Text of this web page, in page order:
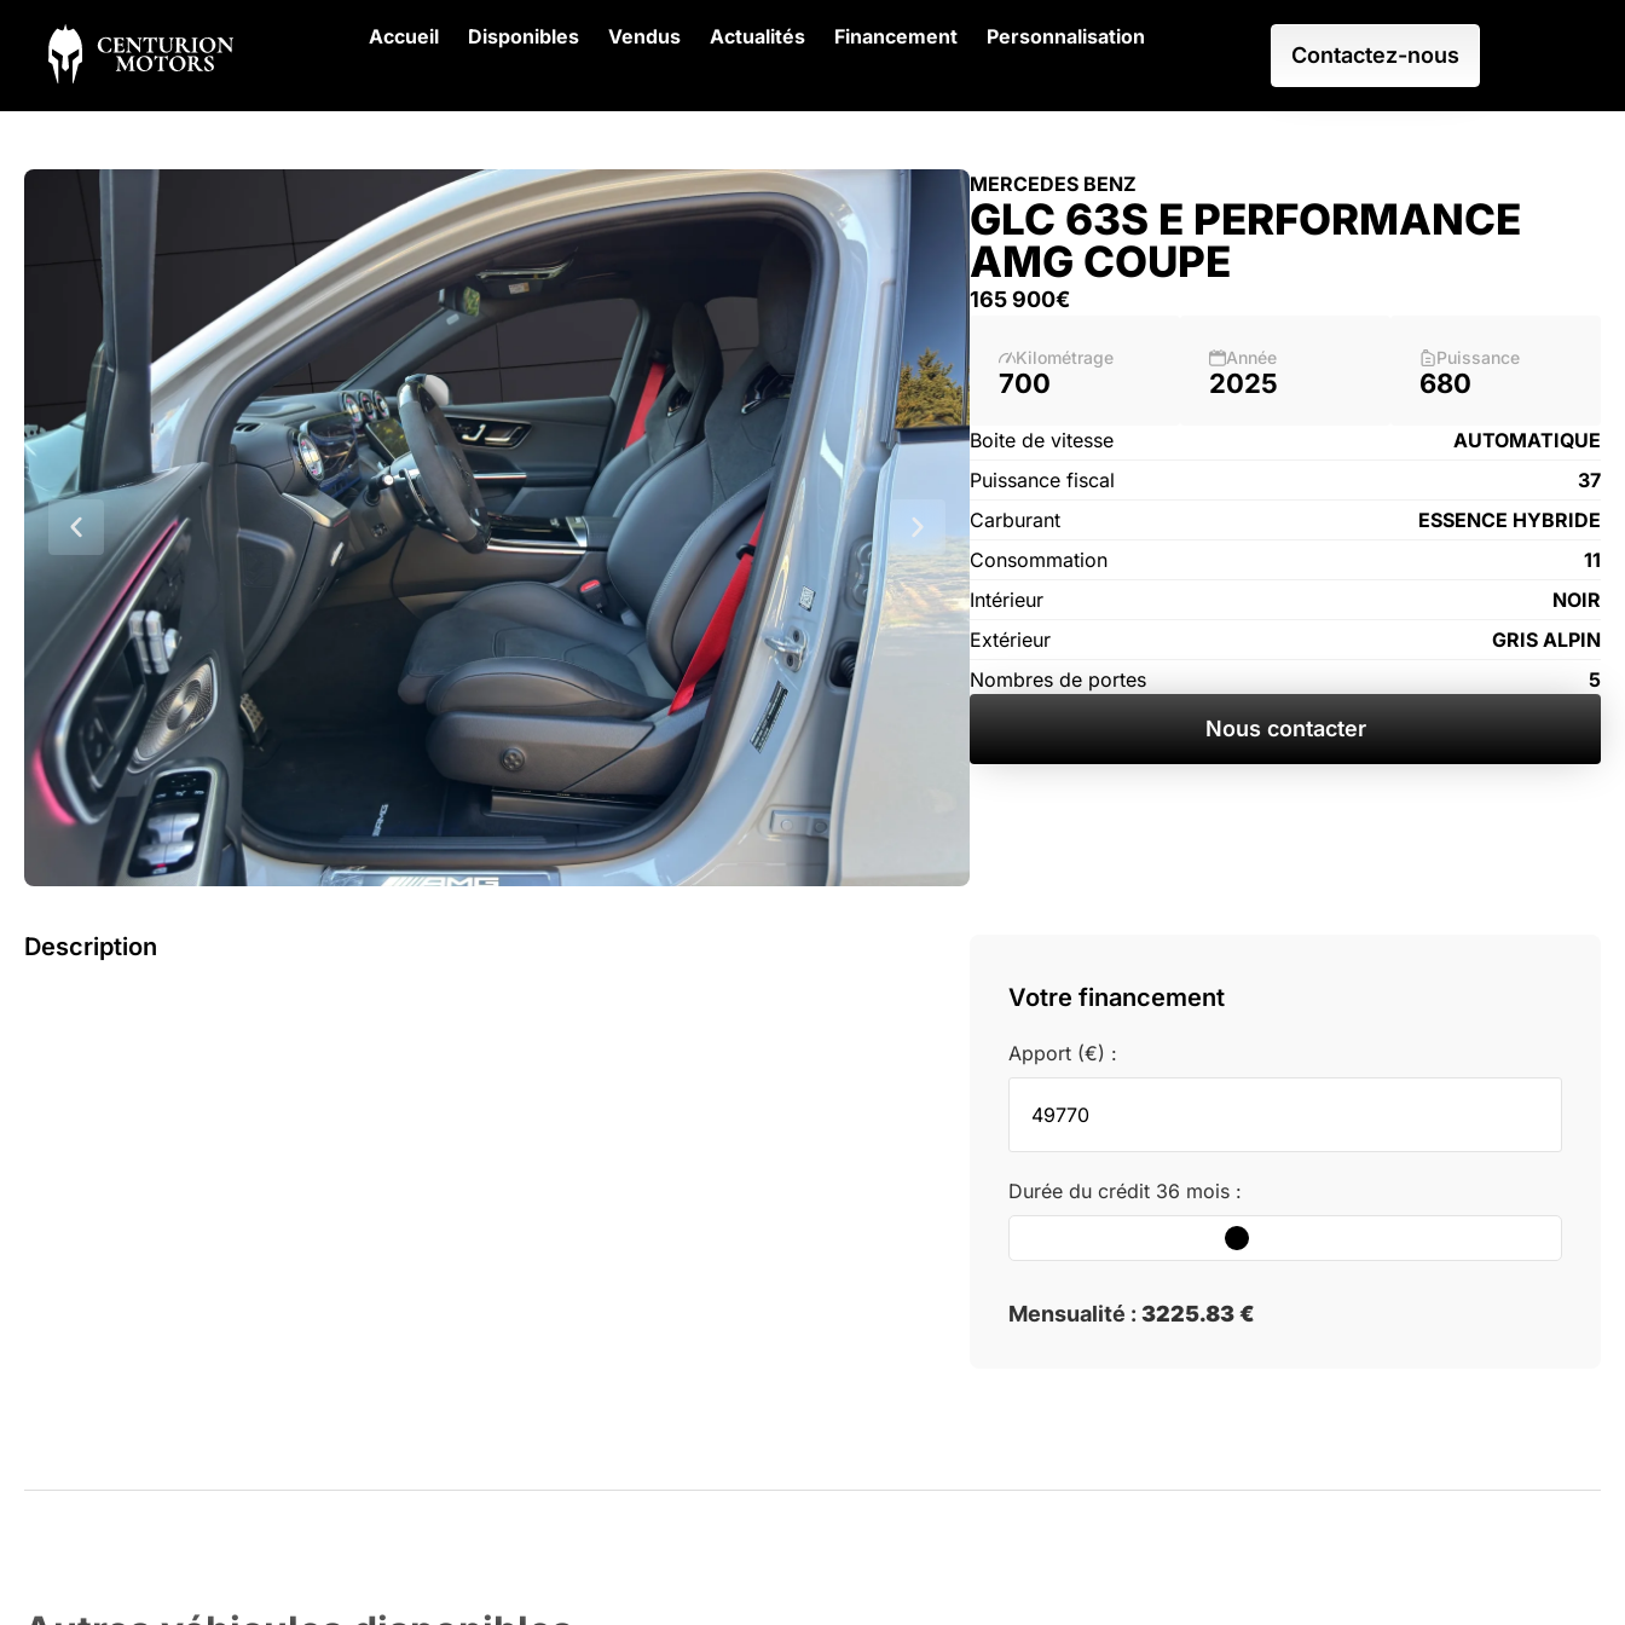
Accueil Disponibles Vendus Actualités Financement Personnalisation
Contactez-nous
MERCEDES BENZ
GLC 63S E PERFORMANCE
AMG COUPE
165 900€
Kilométrage
700
Année
2025
Puissance
680
Boite de vitesse
AUTOMATIQUE
Puissance fiscal
37
Carburant
ESSENCE HYBRIDE
Consommation
11
Intérieur
NOIR
Extérieur
GRIS ALPIN
Nombres de portes
5
Nous contacter
Description
Votre financement
Apport (€) :
Durée du crédit 36 mois :
Mensualité :3225.83 €